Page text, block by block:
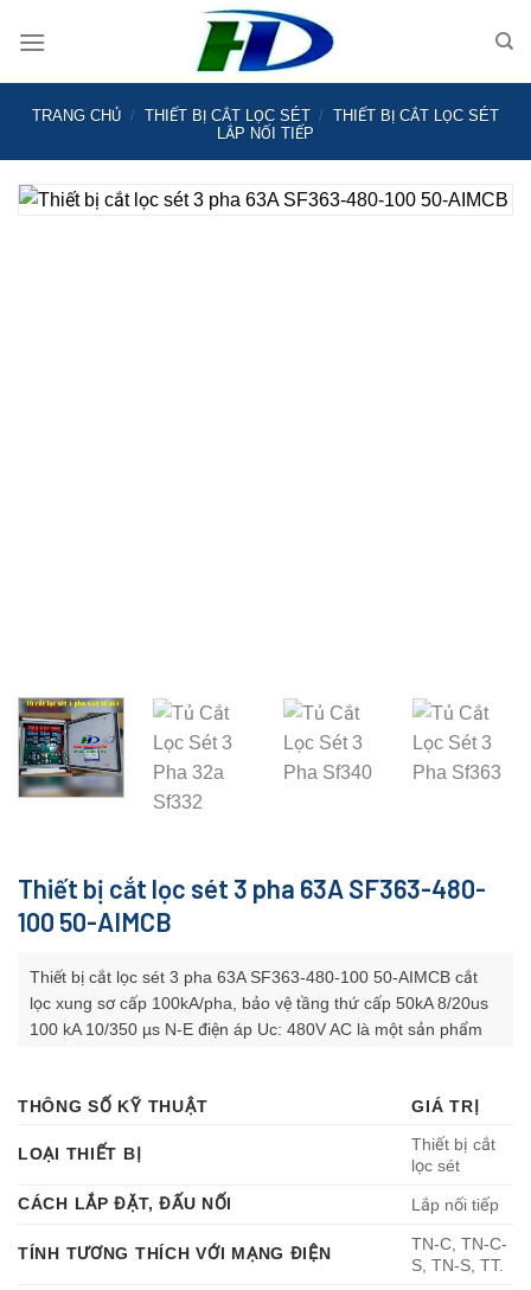
TRANG CHỦ / THIẾT BỊ CẮT LỌC SÉT / THIẾT BỊ CẮT LỌC SÉT
LẮP NỐI TIẾP
Thiết bị cắt lọc sét 3 pha 63A SF363-480-
100 50-AIMCB
Thiết bị cắt lọc sét 3 pha 63A SF363-480-100 50-AIMCB cắt
lọc xung sơ cấp 100kA/pha, bảo vệ tầng thứ cấp 50kA 8/20us
100 kA 10/350 µs N-E điện áp Uc: 480V AC là một sản phẩm
tủ cắt lọc sét 3 pha (3P+N) dành cho dòng tải lắp nối tiếp,
được thiết kế chuyên biệt để bảo vệ các thiết bị điện nhạy cảm
khỏi xung sét lan truyền, quá điện áp, nhiễu cao tần và các
THÔNG SỐ KỸ THUẬT GIÁ TRỊ
LOẠI THIẾT BỊ
Thiết bị cắt
lọc sét
CÁCH LẮP ĐẶT, ĐẤU NỐI
Lắp nối tiếp
TÍNH TƯƠNG THÍCH VỚI MẠNG ĐIỆN
TN-C, TN-C-
S, TN-S, TT.